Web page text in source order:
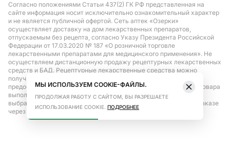
Согласно положениями Статьи 437(2) ГК РФ представленная на
сайте информация носит исключительно ознакомительный характер
и не является публичной офертой. Сеть аптек «Озерки»
осуществляет доставку на дом лекарственных препаратов,
отпускаемым без рецепта, согласно Указу Президента Российской
Федерации от 17.03.2020 № 187 «О розничной торговле
лекарственными препаратами для медицинского применения». Не
осуществляем дистанционную продажу рецептурных лекарственных
средств и БАД. Рецептурные лекарственные средства можно
получить только при помощи самовывоза в аптеке при
предоставлении рецепта, выписанного врачом. Бронирование товара
выполняется при условиях последующего выкупа заказа в
выбранном аптечном пункте. Цена действительна только при заказе
через сайт.
МЫ ИСПОЛЬЗУЕМ COOKIE-ФАЙЛЫ.
ПРОДОЛЖАЯ РАБОТУ С САЙТОМ, ВЫ РАЗРЕШАЕТЕ
ИСПОЛЬЗОВАНИЕ COOKIE. ПОДРОБНЕЕ